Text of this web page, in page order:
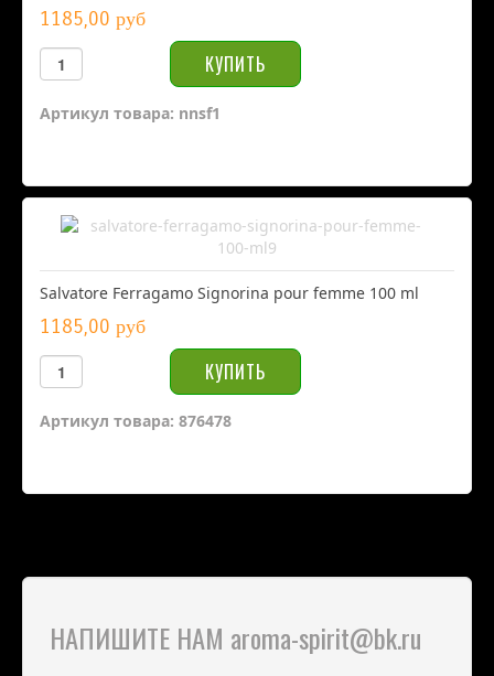
1185,00 руб
Артикул товара: nnsf1
Salvatore Ferragamo Signorina pour femme 100 ml
1185,00 руб
Артикул товара: 876478
НАПИШИТЕ НАМ aroma-spirit@bk.ru